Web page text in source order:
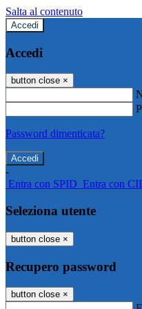
Salta al contenuto
Accedi
Accedi
button close ×
Password dimenticata?
-
Entra con SPID Entra con
Seleziona utente
button close ×
Recupero password
button close ×